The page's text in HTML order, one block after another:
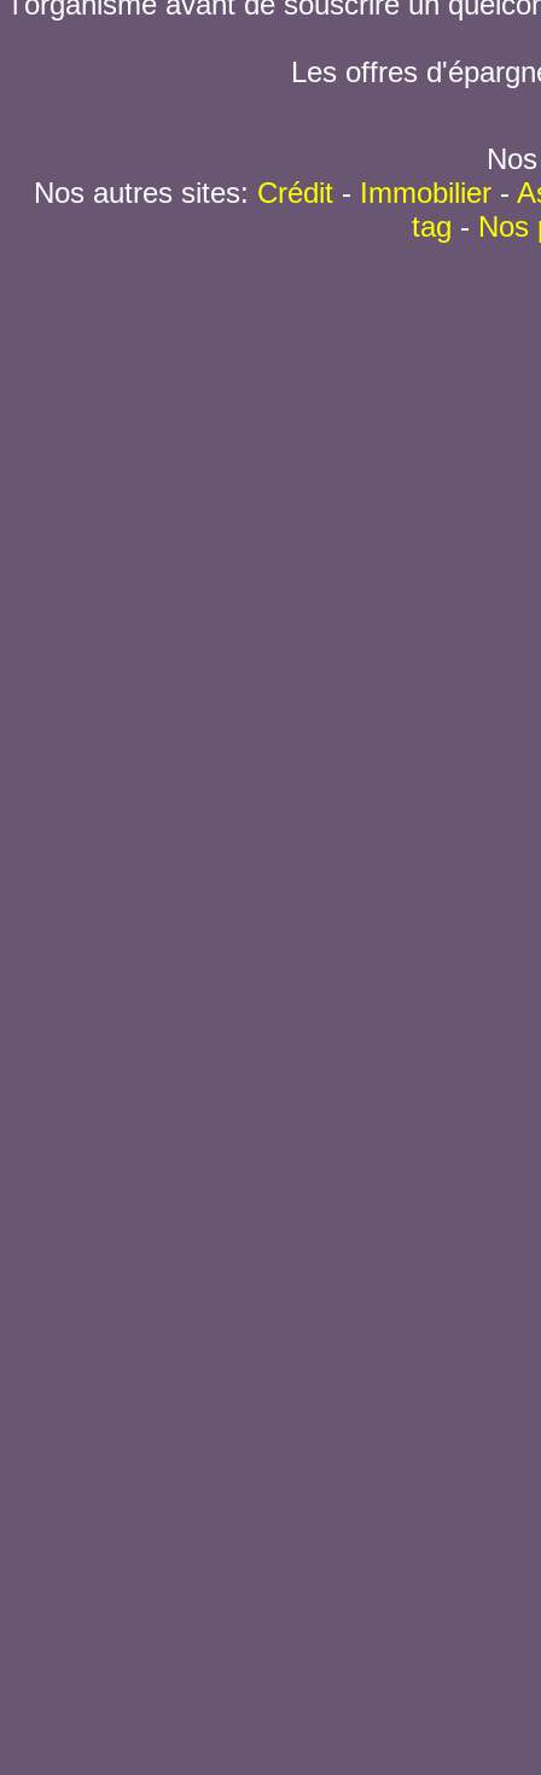
Les offres
Nos autres sites: Crédit- Immobilier-
tag - Nos